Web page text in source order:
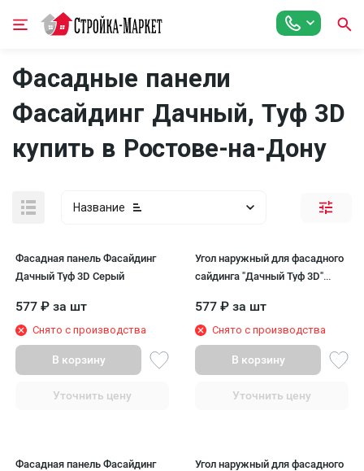
Фасадные панели
Фасайдинг Дачный, Туф 3D
купить в Ростове-на-Дону
Название
Фасадная панель Фасайдинг
Дачный Туф 3D Серый
577 ₽ за шт
Снято с производства
В корзину
Уточнить цену
Угол наружный для фасадного
сайдинга "Дачный Туф 3D"
577 ₽ за шт
Снято с производства
В корзину
Уточнить цену
Фасадная панель Фасайдинг
Угол наружный для фасадного